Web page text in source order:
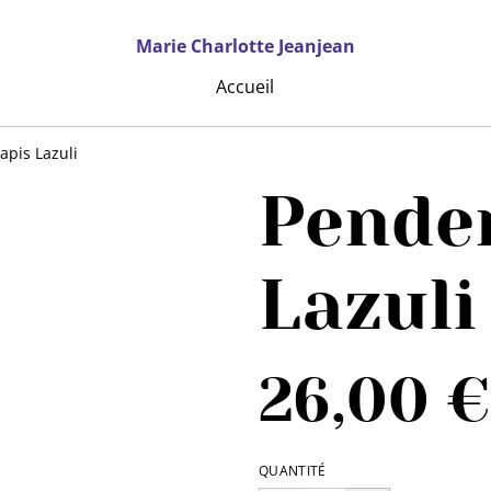
Marie Charlotte Jeanjean
Accueil
Lazuli
Lazuli
26,00 €
QUANTITÉ